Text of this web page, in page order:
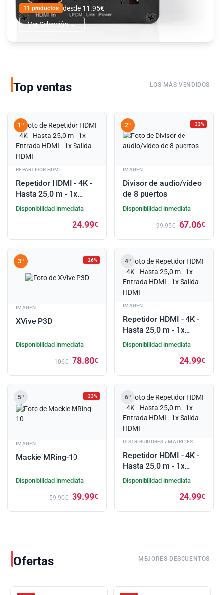
11 productos desde 11.95€
Ver Selección →
Top ventas LOS MÁS VENDIDOS
1º
REPARTIDOR HDMI
Repetidor HDMI - 4K -
Hasta 25,0 m - 1x
Entrada HDMI - 1x
Disponibilidad inmediata
24.99€
2º -33%
IMAGEN
Divisor de audio/vídeo
de 8 puertos
Disponibilidad inmediata
99.95€ 67.06€
3º -26%
IMAGEN
XVive P3D
Disponibilidad inmediata
106€ 78.80€
4º
IMAGEN
Repetidor HDMI - 4K -
Hasta 25,0 m - 1x
Entrada HDMI - 1x
Disponibilidad inmediata
24.99€
5º -33%
IMAGEN
Mackie MRing-10
Disponibilidad inmediata
59.90€ 39.99€
6º
DISTRIBUIDORES / MATRICES
Repetidor HDMI - 4K -
Hasta 25,0 m - 1x
Entrada HDMI - 1x
Disponibilidad inmediata
24.99€
Ofertas MEJORES DESCUENTOS